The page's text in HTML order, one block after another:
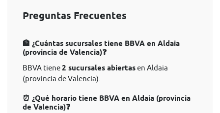
Preguntas Frecuentes
🏦 ¿Cuántas sucursales tiene BBVA en Aldaia
(provincia de Valencia)❓
BBVA tiene2 sucursales abiertasen Aldaia
(provincia de Valencia).
⏰ ¿Qué horario tiene BBVA en Aldaia (provincia
de Valencia)❓